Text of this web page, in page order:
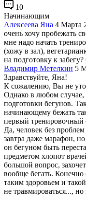
10
Начинающим
Алексеева Яна 4 Марта
очень хочу пробежать
мне надо начать
(хожу в зал),
на подготовку к забегу?
Владимир Метелкин 5
Здравствуйте, Яна!
К сожалению, Вы не
Однако в любом случае,
подготовки бегунов.
начинающему бежать
первый тренировочный
Да, человек без
завтра даже марафон, но
он бегуном быть
предметом хлопот
большой вопрос,
вообще бегать.
таким здоровьем и
не травмироваться...,